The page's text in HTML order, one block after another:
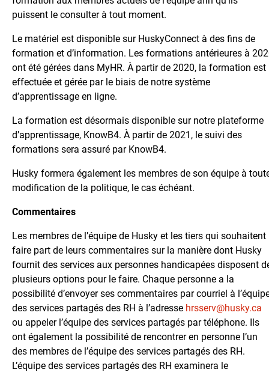
puissent le consulter à tout moment.
Le matériel est disponible sur HuskyConnect à des fins de
formation et d’information. Les formations antérieures à
ont été gérées dans MyHR. À partir de 2020, la formation est
effectuée et gérée par le biais de notre système
d’apprentissage en ligne.
La formation est désormais disponible sur notre plateforme
d’apprentissage, KnowB4. À partir de 2021, le suivi des
formations sera assuré par KnowB4.
Husky formera également les membres de son équipe à
modification de la politique, le cas échéant.
Commentaires
Les membres de l’équipe de Husky et les tiers qui souhaitent
faire part de leurs commentaires sur la manière dont Husky
fournit des services aux personnes handicapées disposent
plusieurs options pour le faire. Chaque personne a la
possibilité d’envoyer ses commentaires par courriel à
des services partagés des RH à l’adresse hrsserv@husky.ca
ou appeler l’équipe des services partagés par téléphone. Ils
ont également la possibilité de rencontrer en personne l’un
des membres de l’équipe des services partagés des RH.
L’équipe des services partagés des RH examinera le